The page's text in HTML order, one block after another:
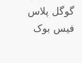
گوگل پلاس
فیس بوک